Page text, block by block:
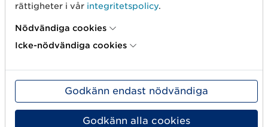
Dela artikelinformation
Mät produkten rätt
Det här är vi
rättigheter i vår integritetspolicy.
Nödvändiga cookies
Icke-nödvändiga cookies
Godkänn endast nödvändiga
Godkänn alla cookies